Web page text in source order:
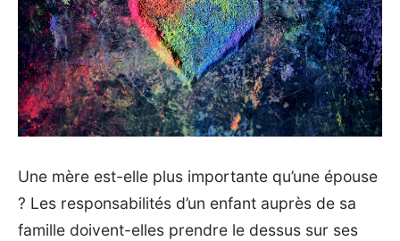
Une mère est-elle plus importante qu’une épouse
? Les responsabilités d’un enfant auprès de sa
famille doivent-elles prendre le dessus sur ses